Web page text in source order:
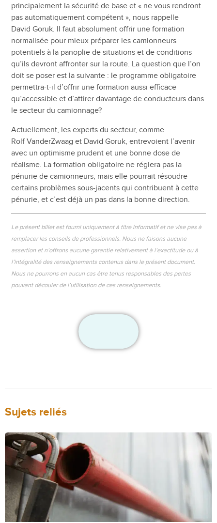
principalement la sécurité de base et « ne vous rendront
pas automatiquement compétent », nous rappelle
David Goruk. Il faut absolument offrir une formation
normalisée pour mieux préparer les camionneurs
potentiels à la panoplie de situations et de conditions
qu’ils devront affronter sur la route. La question que l’on
doit se poser est la suivante : le programme obligatoire
permettra-t-il d’offrir une formation aussi efficace
qu’accessible et d’attirer davantage de conducteurs dans
le secteur du camionnage?
Actuellement, les experts du secteur, comme
Rolf VanderZwaag et David Goruk, entrevoient l’avenir
avec un optimisme prudent et une bonne dose de
réalisme. La formation obligatoire ne réglera pas la
pénurie de camionneurs, mais elle pourrait résoudre
certains problèmes sous-jacents qui contribuent à cette
pénurie, et c’est déjà un pas dans la bonne direction.
Le présent billet est fourni uniquement à titre informatif et ne vise pas à
remplacer les conseils de professionnels. Nous ne faisons aucune
assertion et n’offrons aucune garantie relativement à l’exactitude ou à
l’intégralité des renseignements contenus dans le présent document.
Nous ne pourrons en aucun cas être tenus responsables des pertes
pouvant découler de l’utilisation de ces renseignements.
Sujets reliés